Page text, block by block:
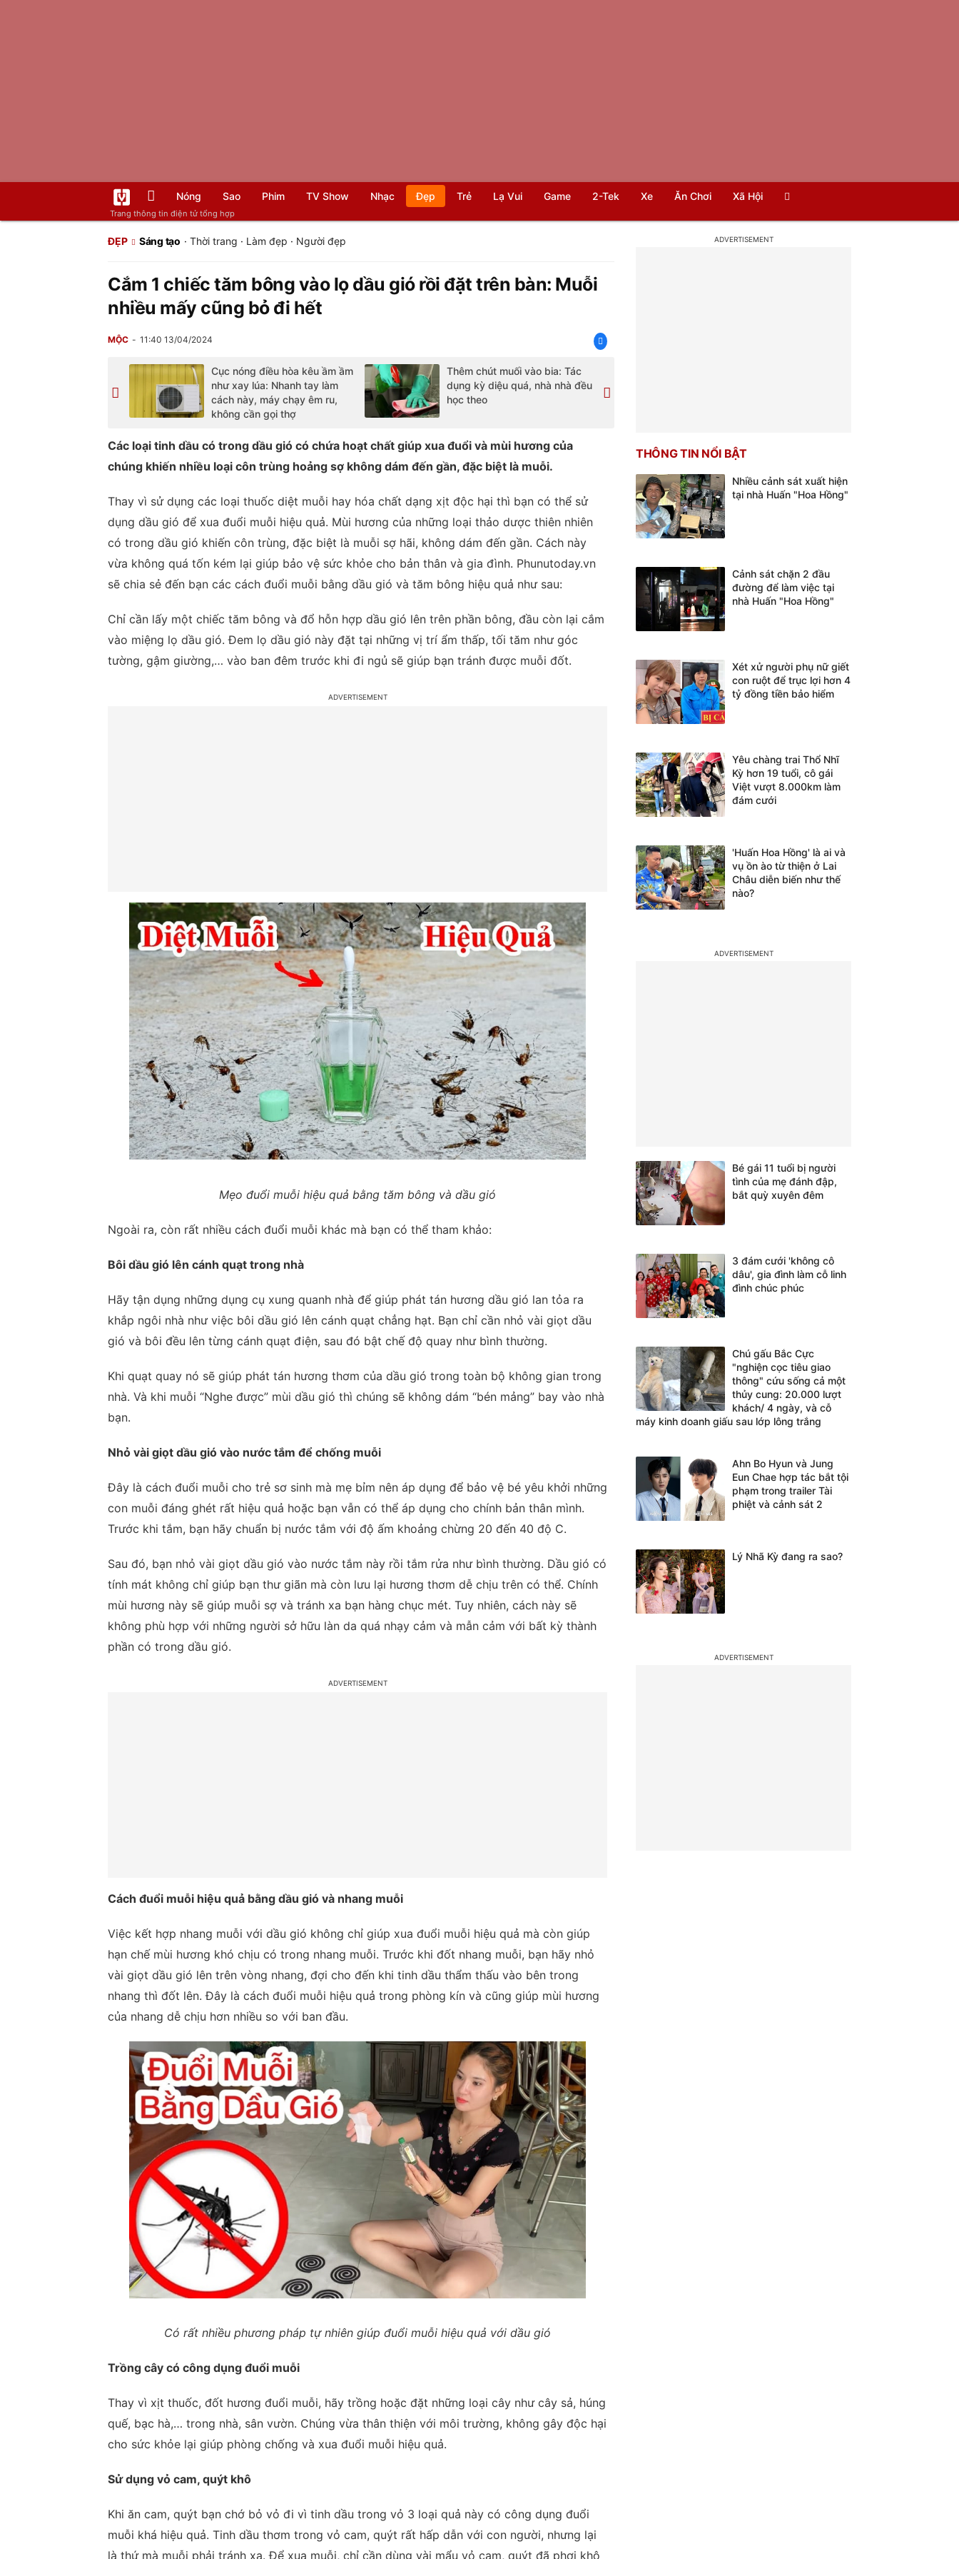
Trang thông tin điện tử tổng hợp
Nóng Sao Phim TV Show Nhạc Đẹp Trẻ Lạ Vui Game 2-Tek Xe Ăn Chơi Xã Hội
ĐẸP Sáng tạo · Thời trang · Làm đẹp · Người đẹp
Cắm 1 chiếc tăm bông vào lọ dầu gió rồi đặt trên bàn: Muỗi
nhiều mấy cũng bỏ đi hết
MỘC 11:40 13/04/2024
Cục nóng điều hòa kêu ầm ầm
như xay lúa: Nhanh tay làm
cách này, máy chạy êm ru,
không cần gọi thợ
Thêm chút muối vào bia: Tác
dụng kỳ diệu quá, nhà nhà đều
học theo
Các loại tinh dầu có trong dầu gió có chứa hoạt chất giúp xua đuổi và mùi hương của
chúng khiến nhiều loại côn trùng hoảng sợ không dám đến gần, đặc biệt là muỗi.
Thay vì sử dụng các loại thuốc diệt muỗi hay hóa chất dạng xịt độc hại thì bạn có thể sử
dụng dầu gió để xua đuổi muỗi hiệu quả. Mùi hương của những loại thảo dược thiên nhiên
có trong dầu gió khiến côn trùng, đặc biệt là muỗi sợ hãi, không dám đến gần. Cách này
vừa không quá tốn kém lại giúp bảo vệ sức khỏe cho bản thân và gia đình. Phunutoday.vn
sẽ chia sẻ đến bạn các cách đuổi muỗi bằng dầu gió và tăm bông hiệu quả như sau:
Chỉ cần lấy một chiếc tăm bông và đổ hỗn hợp dầu gió lên trên phần bông, đầu còn lại cắm
vào miệng lọ dầu gió. Đem lọ dầu gió này đặt tại những vị trí ẩm thấp, tối tăm như góc
tường, gậm giường,… vào ban đêm trước khi đi ngủ sẽ giúp bạn tránh được muỗi đốt.
Mẹo đuổi muỗi hiệu quả bằng tăm bông và dầu gió
Ngoài ra, còn rất nhiều cách đuổi muỗi khác mà bạn có thể tham khảo:
Bôi dầu gió lên cánh quạt trong nhà
Hãy tận dụng những dụng cụ xung quanh nhà để giúp phát tán hương dầu gió lan tỏa ra
khắp ngôi nhà như việc bôi dầu gió lên cánh quạt chẳng hạt. Bạn chỉ cần nhỏ vài giọt dầu
gió và bôi đều lên từng cánh quạt điện, sau đó bật chế độ quay như bình thường.
Khi quạt quay nó sẽ giúp phát tán hương thơm của dầu gió trong toàn bộ không gian trong
nhà. Và khi muỗi “Nghe được” mùi dầu gió thì chúng sẽ không dám “bén mảng” bay vào nhà
bạn.
Nhỏ vài giọt dầu gió vào nước tắm để chống muỗi
Đây là cách đuổi muỗi cho trẻ sơ sinh mà mẹ bỉm nên áp dụng để bảo vệ bé yêu khởi những
con muỗi đáng ghét rất hiệu quả hoặc bạn vẫn có thể áp dụng cho chính bản thân mình.
Trước khi tắm, bạn hãy chuẩn bị nước tắm với độ ấm khoảng chừng 20 đến 40 độ C.
Sau đó, bạn nhỏ vài giọt dầu gió vào nước tắm này rồi tắm rửa như bình thường. Dầu gió có
tính mát không chỉ giúp bạn thư giãn mà còn lưu lại hương thơm dễ chịu trên có thể. Chính
mùi hương này sẽ giúp muỗi sợ và tránh xa bạn hàng chục mét. Tuy nhiên, cách này sẽ
không phù hợp với những người sở hữu làn da quá nhạy cảm và mẫn cảm với bất kỳ thành
phần có trong dầu gió.
Cách đuổi muỗi hiệu quả bằng dầu gió và nhang muỗi
Việc kết hợp nhang muỗi với dầu gió không chỉ giúp xua đuổi muỗi hiệu quả mà còn giúp
hạn chế mùi hương khó chịu có trong nhang muỗi. Trước khi đốt nhang muỗi, bạn hãy nhỏ
vài giọt dầu gió lên trên vòng nhang, đợi cho đến khi tinh dầu thẩm thấu vào bên trong
nhang thì đốt lên. Đây là cách đuổi muỗi hiệu quả trong phòng kín và cũng giúp mùi hương
của nhang dễ chịu hơn nhiều so với ban đầu.
Có rất nhiều phương pháp tự nhiên giúp đuổi muỗi hiệu quả với dầu gió
Trồng cây có công dụng đuổi muỗi
Thay vì xịt thuốc, đốt hương đuổi muỗi, hãy trồng hoặc đặt những loại cây như cây sả, húng
quế, bạc hà,… trong nhà, sân vườn. Chúng vừa thân thiện với môi trường, không gây độc hại
cho sức khỏe lại giúp phòng chống và xua đuổi muỗi hiệu quả.
Sử dụng vỏ cam, quýt khô
Khi ăn cam, quýt bạn chớ bỏ vỏ đi vì tinh dầu trong vỏ 3 loại quả này có công dụng đuổi
muỗi khá hiệu quả. Tinh dầu thơm trong vỏ cam, quýt rất hấp dẫn với con người, nhưng lại
là thứ mà muỗi phải tránh xa. Để xua muỗi, chỉ cần dùng vài mẩu vỏ cam, quýt đã phơi khô
THÔNG TIN NỔI BẬT
Nhiều cảnh sát xuất hiện
tại nhà Huấn "Hoa Hồng"
Cảnh sát chặn 2 đầu
đường để làm việc tại
nhà Huấn "Hoa Hồng"
Xét xử người phụ nữ giết
con ruột để trục lợi hơn 4
tỷ đồng tiền bảo hiểm
Yêu chàng trai Thổ Nhĩ
Kỳ hơn 19 tuổi, cô gái
Việt vượt 8.000km làm
đám cưới
'Huấn Hoa Hồng' là ai và
vụ ồn ào từ thiện ở Lai
Châu diễn biến như thế
nào?
Bé gái 11 tuổi bị người
tình của mẹ đánh đập,
bắt quỳ xuyên đêm
3 đám cưới 'không cô
dâu', gia đình làm cỗ linh
đình chúc phúc
Chú gấu Bắc Cực
"nghiện cọc tiêu giao
thông" cứu sống cả một
thủy cung: 20.000 lượt
khách/ 4 ngày, và cỗ
máy kinh doanh giấu sau lớp lông trắng
Ahn Bo Hyun và Jung
Eun Chae hợp tác bắt tội
phạm trong trailer Tài
phiệt và cảnh sát 2
Lý Nhã Kỳ đang ra sao?